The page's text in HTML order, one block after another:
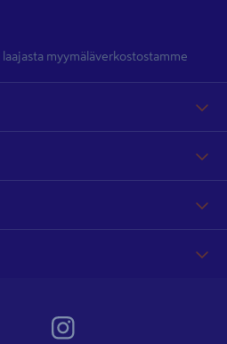
laajasta myymäläverkostostamme